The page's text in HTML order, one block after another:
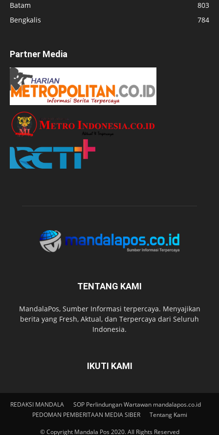
Batam
803
Bengkalis
784
Partner Media
TENTANG KAMI
MandalaPos, Sumber Informasi terpercaya. Menyajikan
berita yang Fresh, Aktual, dan Terpercaya dari Seluruh
Indonesia.
IKUTI KAMI
REDAKSI MANDALA
SOP Perlindungan Wartawan mandalapos.co.id
PEDOMAN PEMBERITAAN MEDIA SIBER
Tentang Kami
© Copyright Mandala Pos 2020. All Rights Reserved